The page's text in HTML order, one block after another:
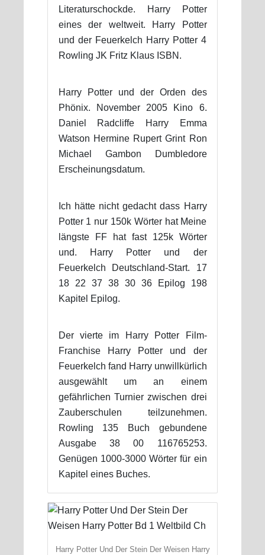
Literaturschockde. Harry Potter
eines der weltweit. Harry Potter
und der Feuerkelch Harry Potter 4
Rowling JK Fritz Klaus ISBN.
Harry Potter und der Orden des
Phönix. November 2005 Kino 6.
Daniel Radcliffe Harry Emma
Watson Hermine Rupert Grint Ron
Michael Gambon Dumbledore
Erscheinungsdatum.
Ich hätte nicht gedacht dass Harry
Potter 1 nur 150k Wörter hat Meine
längste FF hat fast 125k Wörter
und. Harry Potter und der
Feuerkelch Deutschland-Start. 17
18 22 37 38 30 36 Epilog 198
Kapitel Epilog.
Der vierte im Harry Potter Film-
Franchise Harry Potter und der
Feuerkelch fand Harry unwillkürlich
ausgewählt um an einem
gefährlichen Turnier zwischen drei
Zauberschulen teilzunehmen.
Rowling 135 Buch gebundene
Ausgabe 38 00 116765253.
Genügen 1000-3000 Wörter für ein
Kapitel eines Buches.
Harry Potter Und Der Stein Der Weisen Harry